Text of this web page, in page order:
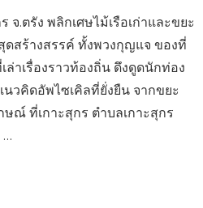
จ.ตรัง พลิกเศษไม้เรือเก่าและขยะ
ดสร้างสรรค์ ทั้งพวงกุญแจ ของที่
ล่าเรื่องราวท้องถิ่น ดึงดูดนักท่อง
วคิดอัพไซเคิลที่ยั่งยืน จากขยะ
ณ์ ที่เกาะสุกร ตำบลเกาะสุกร
…